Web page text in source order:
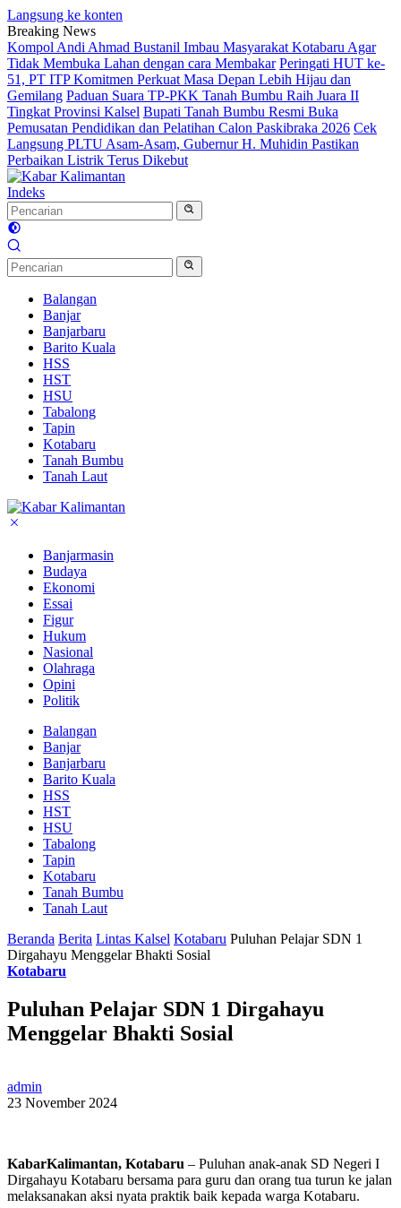
Langsung ke konten
Breaking News
Kompol Andi Ahmad Bustanil Imbau Masyarakat Kotabaru Agar
Tidak Membuka Lahan dengan cara Membakar Peringati HUT ke-
51, PT ITP Komitmen Perkuat Masa Depan Lebih Hijau dan
Gemilang Paduan Suara TP-PKK Tanah Bumbu Raih Juara II
Tingkat Provinsi Kalsel Bupati Tanah Bumbu Resmi Buka
Pemusatan Pendidikan dan Pelatihan Calon Paskibraka 2026 Cek
Langsung PLTU Asam-Asam, Gubernur H. Muhidin Pastikan
Perbaikan Listrik Terus Dikebut
Indeks
Balangan
Banjar
Banjarbaru
Barito Kuala
HSS
HST
HSU
Tabalong
Tapin
Kotabaru
Tanah Bumbu
Tanah Laut
Banjarmasin
Budaya
Ekonomi
Essai
Figur
Hukum
Nasional
Olahraga
Opini
Politik
Balangan
Banjar
Banjarbaru
Barito Kuala
HSS
HST
HSU
Tabalong
Tapin
Kotabaru
Tanah Bumbu
Tanah Laut
Beranda Berita Lintas Kalsel Kotabaru Puluhan Pelajar SDN 1
Dirgahayu Menggelar Bhakti Sosial
Kotabaru
Puluhan Pelajar SDN 1 Dirgahayu
Menggelar Bhakti Sosial
admin
23 November 2024
KabarKalimantan, Kotabaru – Puluhan anak-anak SD Negeri I
Dirgahayu Kotabaru bersama para guru dan orang tua turun ke jalan
melaksanakan aksi nyata praktik baik kepada warga Kotabaru.